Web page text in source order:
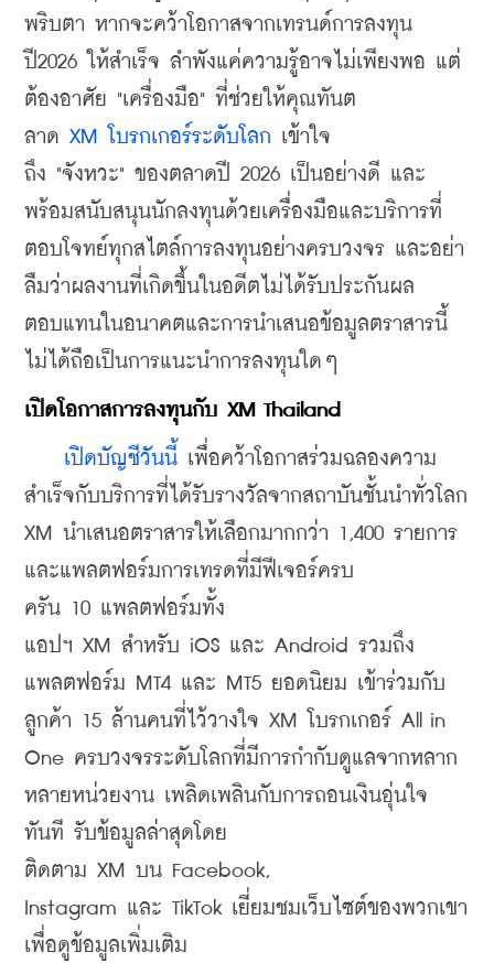
พริบตา หากจะคว้าโอกาสจากเทรนด์การลงทุน
ปี2026 ให้สำเร็จ ลำพังแค่ความรู้อาจไม่เพียงพอ แต่
ต้องอาศัย "เครื่องมือ" ที่ช่วยให้คุณทันต
ลาด XM โบรกเกอร์ระดับโลก เข้าใจ
ถึง "จังหวะ" ของตลาดปี 2026 เป็นอย่างดี และ
พร้อมสนับสนุนนักลงทุนด้วยเครื่องมือและบริการที่
ตอบโจทย์ทุกสไตล์การลงทุนอย่างครบวงจร และอย่า
ลืมว่าผลงานที่เกิดขึ้นในอดีตไม่ได้รับประกันผล
ตอบแทนในอนาคตและการนำเสนอข้อมูลตราสารนี้
ไม่ได้ถือเป็นการแนะนำการลงทุนใดๆ
​เปิดโอกาสการลงทุนกับ XM Thailand
เปิดบัญชีวันนี้ เพื่อคว้าโอกาสร่วมฉลองความ
สำเร็จกับบริการที่ได้รับรางวัลจากสถาบันชั้นนำทั่วโลก
XM นำเสนอตราสารให้เลือกมากกว่า 1,400 รายการ
และแพลตฟอร์มการเทรดที่มีฟีเจอร์ครบ
ครัน 10 แพลตฟอร์มทั้ง
แอปฯ XM สำหรับ iOS และ Android รวมถึง
แพลตฟอร์ม MT4 และ MT5 ยอดนิยม เข้าร่วมกับ
ลูกค้า 15 ล้านคนที่ไว้วางใจ XM โบรกเกอร์ All in
One ครบวงจรระดับโลกที่มีการกำกับดูแลจากหลาก
หลายหน่วยงาน เพลิดเพลินกับการถอนเงินอุ่นใจ
ทันที รับข้อมูลล่าสุดโดย
ติดตาม XM บน Facebook,
Instagram และ TikTok เยี่ยมชมเว็บไซต์ของพวกเขา
เพื่อดูข้อมูลเพิ่มเติม